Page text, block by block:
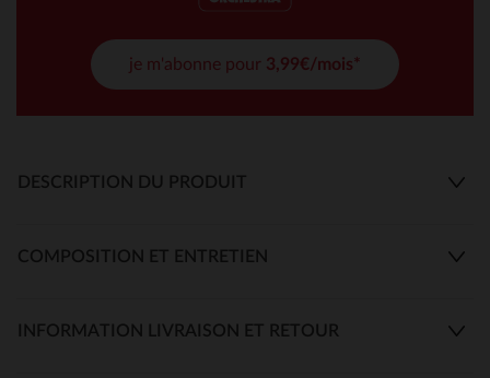
je m'abonne pour 3,99€/mois*
DESCRIPTION DU PRODUIT
COMPOSITION ET ENTRETIEN
INFORMATION LIVRAISON ET RETOUR